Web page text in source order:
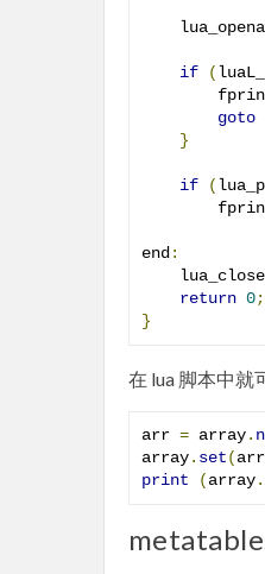
if (
goto
}
if (
end :
    lua_close
return 0;
}
在 lua 脚本中就
arr = array.
array. set(arr
print
(array.